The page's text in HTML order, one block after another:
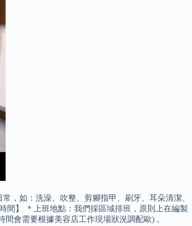
，如：洗澡、吹整、剪腳指甲、刷牙、耳朵清潔、
】 ＊上班地點：我們採區域排班，原則上在編製
會需要根據美容店工作現場狀況調配歐) 。